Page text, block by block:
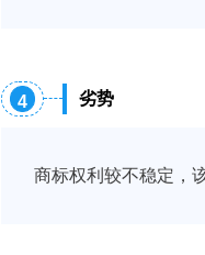
4 劣势
商标权利较不稳定，